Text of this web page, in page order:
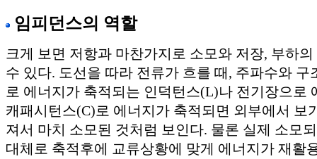
임피던스의 역할
크게 보면 저항과 마찬가지로 소모와 저장, 부하
수 있다. 도선을 따라 전류가 흐를 때, 주파수와 구
로 에너지가 축적되는 인덕턴스(L)나 전기장으로
캐패시턴스(C)로 에너지가 축적되면 외부에서 보
져서 마치 소모된 것처럼 보인다. 물론 실제 소모
대체로 축적후에 교류상황에 맞게 에너지가 재활